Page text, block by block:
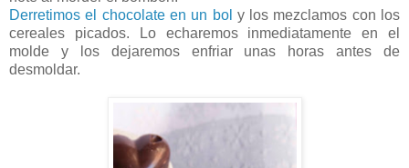
Derretimos el chocolate en un bol y los mezclamos con los
cereales picados. Lo echaremos inmediatamente en el
molde y los dejaremos enfriar unas horas antes de
desmoldar.